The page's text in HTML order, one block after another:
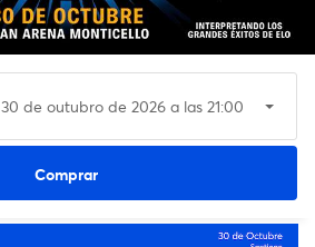
30 de outubro de 2026 a las 21:00
Ver entradas